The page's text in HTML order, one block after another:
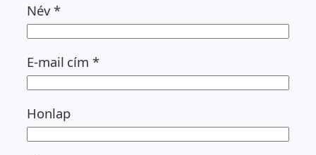
Név*
E-mail cím *
Honlap